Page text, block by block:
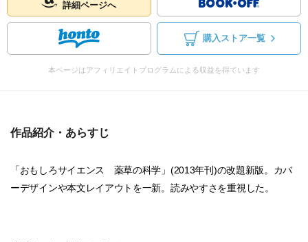
詳細ページへ
購入ストア一覧
本ページはアフィリエイトプログラムによる収益を得ています
作品紹介・あらすじ
「おもしろサイエンス 薬草の科学」(2013年刊)の改題新版。カバ
ーデザインや本文レイアウトを一新。読みやすさを重視した。